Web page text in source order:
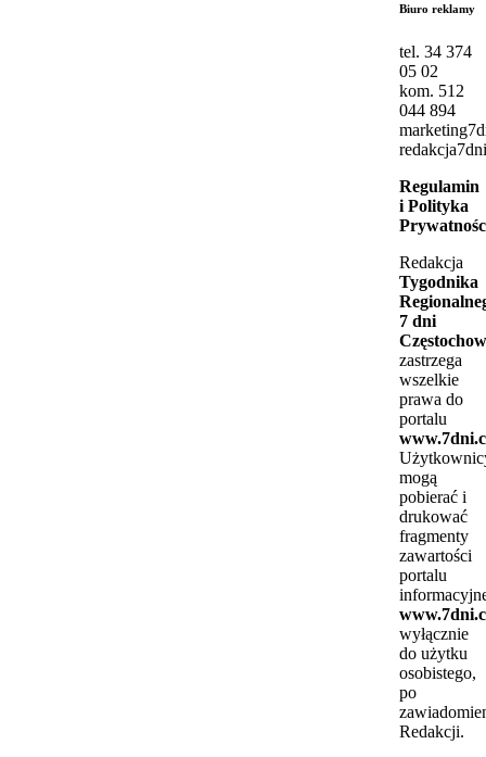
Biuro reklamy
tel. 34 374
05 02
kom. 512
044 894
Regulamin
i Polityka
Redakcja
Tygodnika
7 dni
zastrzega
wszelkie
prawa do
portalu
mogą
pobierać i
drukować
fragmenty
zawartości
portalu
wyłącznie
do użytku
osobistego,
po
Redakcji.